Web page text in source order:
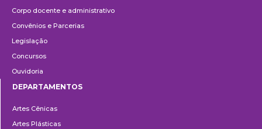
Corpo docente e administrativo
Convênios e Parcerias
Legislação
Concursos
Ouvidoria
DEPARTAMENTOS
Artes Cênicas
Artes Plásticas